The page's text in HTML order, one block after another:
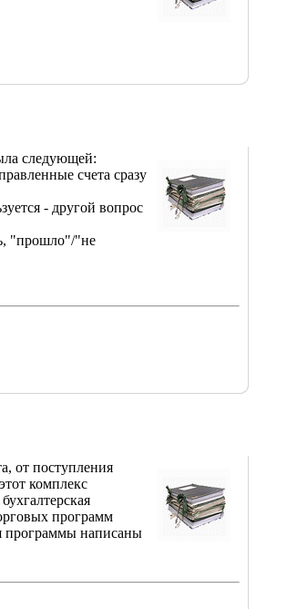
следующей:
счета сразу
- другой вопрос
"прошло"/"не
от поступления
комплекс
программ
программы написаны